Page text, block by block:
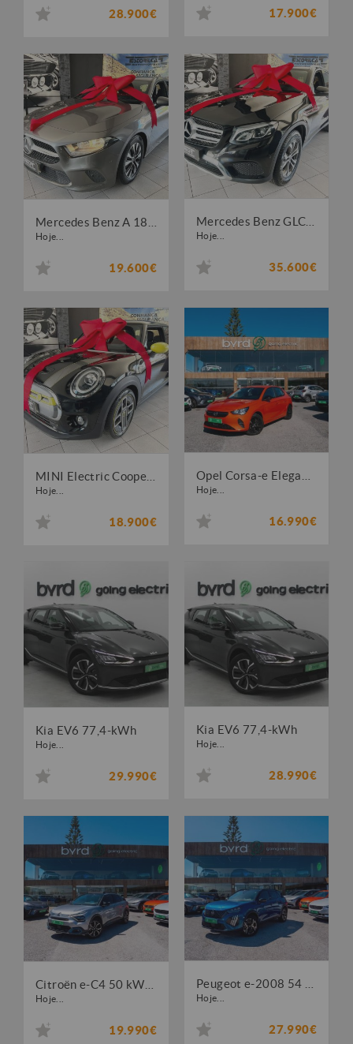
28.900€ 17.900€
Hoje...
19.600€
Hoje...
35.600€
Hoje...
18.900€
Hoje...
16.990€
Kia EV6 77,4-kWh
Hoje...
29.990€
Kia EV6 77,4-kWh
Hoje...
28.990€
Hoje...
19.990€
Hoje...
27.990€